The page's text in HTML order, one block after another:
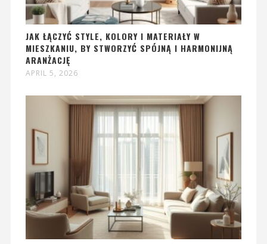
JAK ŁĄCZYĆ STYLE, KOLORY I MATERIAŁY W
MIESZKANIU, BY STWORZYĆ SPÓJNĄ I HARMONIJNĄ
ARANŻACJĘ
APRIL 5, 2026